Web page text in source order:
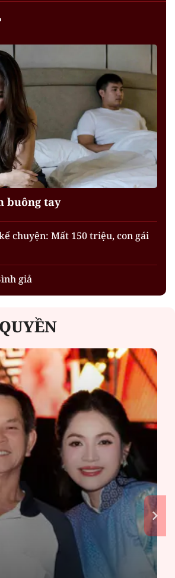
buông tay
chuyện: Mất 150 triệu, con gái
giả